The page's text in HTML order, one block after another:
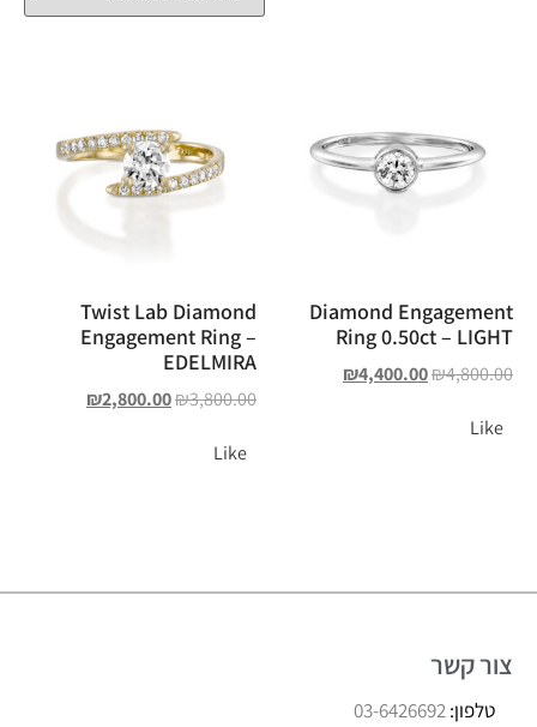
Diamond Engagement
Ring 0.50ct – LIGHT
₪4,800.00
₪4,400.00
Like
Twist Lab Diamond
Engagement Ring –
EDELMIRA
₪3,800.00
₪2,800.00
Like
צור קשר
טלפון:03-6426692